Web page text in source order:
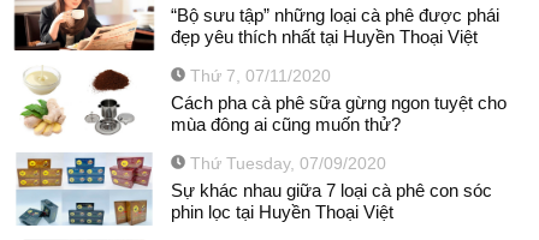
“Bộ sưu tập” những loại cà phê được phái
đẹp yêu thích nhất tại Huyền Thoại Việt
Thứ 7, 07/11/2020
Cách pha cà phê sữa gừng ngon tuyệt cho
mùa đông ai cũng muốn thử?
Thứ Tuesday, 07/09/2020
Sự khác nhau giữa 7 loại cà phê con sóc
phin lọc tại Huyền Thoại Việt